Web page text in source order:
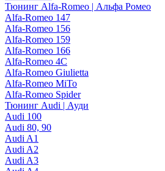
Тюнинг Alfa-Romeo | Альфа Ромео
Alfa-Romeo 147
Alfa-Romeo 156
Alfa-Romeo 159
Alfa-Romeo 166
Alfa-Romeo 4C
Alfa-Romeo Giulietta
Alfa-Romeo MiTo
Alfa-Romeo Spider
Тюнинг Audi | Ауди
Audi 100
Audi 80, 90
Audi A1
Audi A2
Audi A3